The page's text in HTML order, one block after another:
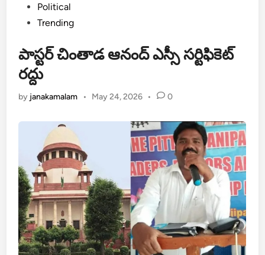
PostedPolitical
Trending
పాస్టర్ చింతాడ ఆనంద్ ఎస్సీ సర్టిఫికెట్
రద్దు
by janakamalam • May 24, 2026 • 0